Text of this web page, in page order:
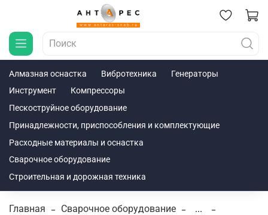
Алмазная оснастка Вибротехника
Генераторы
Инструмент
Компрессоры
Пескоструйное оборудование
Принадлежности, приспособления и комплектующие
Расходные материалы и оснастка
Сварочное оборудование
Строительная и дорожная техника
Главная Сварочное оборудование
...